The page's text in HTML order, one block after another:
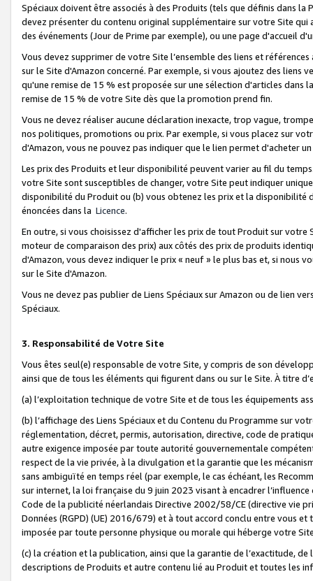
Spéciaux doivent être associés à des Produits (tels que définis dans
devez présenter du contenu original supplémentaire sur votre Site qui
des événements (Jour de Prime par exemple), ou une page d'accueil
Vous devez supprimer de votre Site l’ensemble des liens et
sur le Site d'Amazon concerné. Par exemple, si vous ajoutez des
qu'une remise de 15 % est proposée sur une sélection d'articles
remise de 15 % de votre Site dès que la promotion prend fin.
Vous ne devez réaliser aucune déclaration inexacte, trop vague,
nos politiques, promotions ou prix. Par exemple, si vous placez sur
d'Amazon, vous ne pouvez pas indiquer que le lien permet d'acheter
Les prix des Produits et leur disponibilité peuvent varier au fil du
votre Site sont susceptibles de changer, votre Site peut indiquer
disponibilité du Produit ou (b) vous obtenez les prix et la disponibilité
énoncées dans la Licence.
En outre, si vous choisissez d'afficher les prix de tout Produit sur
moteur de comparaison des prix) aux côtés des prix de produits
d'Amazon, vous devez indiquer le prix « neuf » le plus bas et, si nous
sur le Site d'Amazon.
Vous ne devez pas publier de Liens Spéciaux sur Amazon ou de lien
Spéciaux.
3. Responsabilité de Votre Site
Vous êtes seul(e) responsable de votre Site, y compris de son
ainsi que de tous les éléments qui figurent dans ou sur le Site. À titre
(a) l’exploitation technique de votre Site et de tous les équipements
(b) l’affichage des Liens Spéciaux et du Contenu du Programme sur
réglementation, décret, permis, autorisation, directive, code de
autre exigence imposée par toute autorité gouvernementale
respect de la vie privée, à la divulgation et la garantie que les
sans ambiguïté en temps réel (par exemple, le cas échéant, les
sur internet, la loi française du 9 juin 2023 visant à encadrer
Code de la publicité néerlandais Directive 2002/58/CE (directive vie
Données (RGPD) (UE) 2016/679) et à tout accord conclu entre vous
imposée par toute personne physique ou morale qui héberge votre
(c) la création et la publication, ainsi que la garantie de l’exactitude,
descriptions de Produits et autre contenu lié au Produit et toutes les